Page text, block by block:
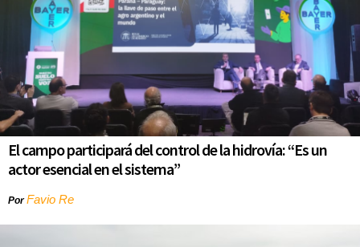
El campo participará del control de la hidrovía: “Es un
actor esencial en el sistema”
PorFavio Re